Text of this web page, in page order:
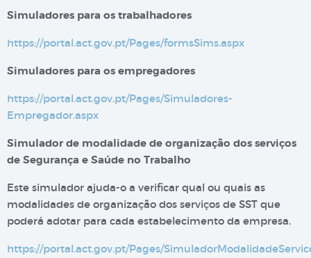
Simuladores para os trabalhadores
https://portal.act.gov.pt/Pages/formsSims.aspx
Simuladores para os empregadores
https://portal.act.gov.pt/Pages/Simuladores-
Empregador.aspx
Simula​dor de modalidade de org​​anização dos serviços
de Segurança e Saúde no Trabalho
​Este simulador ajuda-o a verificar qual ou quais as
modalidades de organização dos serviços de SST que
poderá adotar para cada estabelecimento da empresa.
https://portal.act.gov.pt/Pages/